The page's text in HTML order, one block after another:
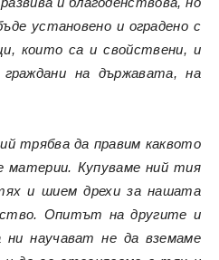
установено и оградено с
които са и свойствени, и
на държавата, на
трябва да правим каквото
материи. Купуваме ний тия
и шием дрехи за нашата
Опитът на другите и
научават не да вземаме